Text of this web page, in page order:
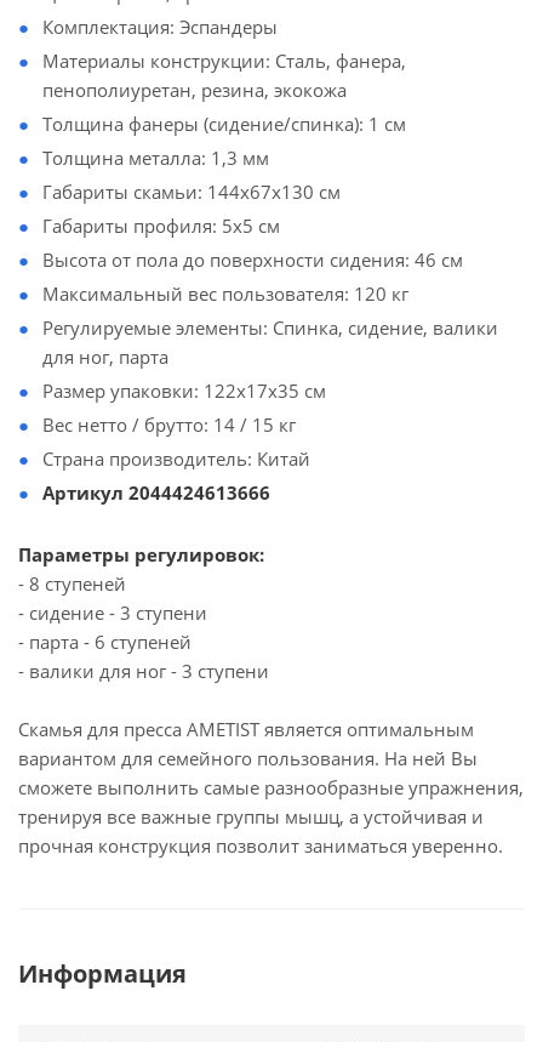
Комплектация: Эспандеры
Материалы конструкции: Сталь, фанера,
пенополиуретан, резина, экокожа
Толщина фанеры (сидение/спинка): 1 см
Толщина металла: 1,3 мм
Габариты скамьи: 144х67х130 см
Габариты профиля: 5х5 см
Высота от пола до поверхности сидения: 46 см
Максимальный вес пользователя: 120 кг
Регулируемые элементы: Спинка, сидение, валики
для ног, парта
Размер упаковки: 122х17х35 см
Вес нетто / брутто: 14 / 15 кг
Страна производитель: Китай
Артикул 2044424613666
Параметры регулировок:
- 8 ступеней
- сидение - 3 ступени
- парта - 6 ступеней
- валики для ног - 3 ступени
Cкамья для пресса AMETIST является оптимальным
вариантом для семейного пользования. На ней Вы
сможете выполнить самые разнообразные упражнения,
тренируя все важные группы мышц, а устойчивая и
прочная конструкция позволит заниматься уверенно.
Информация